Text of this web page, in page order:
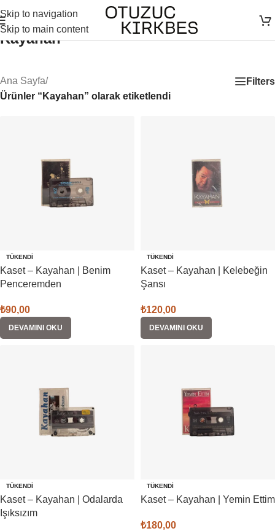
Skip to navigation
Skip to main content
Kayahan
Ana Sayfa/
Ürünler “Kayahan” olarak etiketlendi
Filters
TÜKENDI
Kaset – Kayahan | Benim
Penceremden
₺90,00
DEVAMINI OKU
TÜKENDI
Kaset – Kayahan | Kelebeğin
Şansı
₺120,00
DEVAMINI OKU
TÜKENDI
Kaset – Kayahan | Odalarda
Işıksızım
TÜKENDI
Kaset – Kayahan | Yemin Ettim
₺180,00